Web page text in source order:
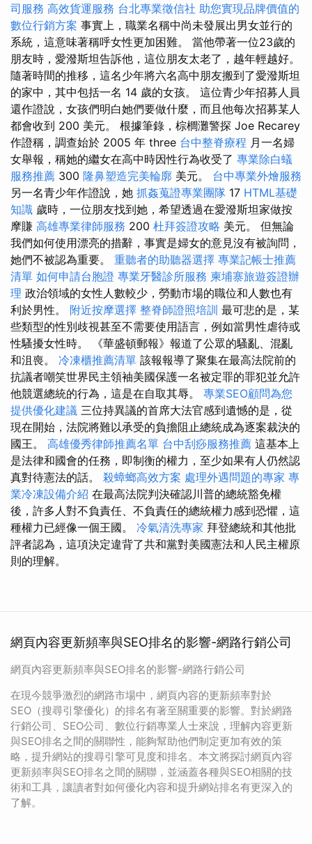
司服務 高效貨運服務 台北專業徵信社 助您實現品牌價值的
數位行銷方案 事實上，職業名稱中尚未發展出男女並行的
系統，這意味著稱呼女性更加困難。 當他帶著一位23歲的
朋友時，愛潑斯坦告訴他，這位朋友太老了，越年輕越好。
隨著時間的推移，這名少年將六名高中朋友搬到了愛潑斯坦
的家中，其中包括一名 14 歲的女孩。 這位青少年招募人員
還作證說，女孩們明白她們要做什麼，而且他每次招募某人
都會收到 200 美元。 根據筆錄，棕櫚灘警探 Joe Recarey
作證稱，調查始於 2005 年 three 台中整脊療程 月一名婦
女舉報，稱她的繼女在高中時因性行為收受了 專業除白蟻
服務推薦 300 隆鼻塑造完美輪廓 美元。 台中專業外燴服務
另一名青少年作證說，她 抓姦蒐證專業團隊 17 HTML基礎
知識 歲時，一位朋友找到她，希望透過在愛潑斯坦家做按
摩賺 高雄專業律師服務 200 杜拜簽證攻略 美元。 但無論
我們如何使用漂亮的措辭，事實是婦女的意見沒有被詢問，
她們不被認為重要。 重聽者的助聽器選擇 專業記帳士推薦
清單 如何申請台胞證 專業牙醫診所服務 柬埔寨旅遊簽證辦
理 政治領域的女性人數較少，勞動市場的職位和人數也有
利於男性。 附近按摩選擇 整脊師證照培訓 最可悲的是，某
些類型的性別歧視甚至不需要使用語言，例如當男性虐待或
性騷擾女性時。 《華盛頓郵報》報道了公眾的騷亂、混亂
和沮喪。 冷凍櫃推薦清單 該報報導了聚集在最高法院前的
抗議者嘲笑世界民主領袖美國保護一名被定罪的罪犯並允許
他競選總統的行為，這是在自取其辱。 專業SEO顧問為您
提供優化建議 三位持異議的首席大法官感到遺憾的是，從
現在開始，法院將難以承受的負擔阻止總統成為逐案裁決的
國王。 高雄優秀律師推薦名單 台中刮痧服務推薦 這基本上
是法律和國會的任務，即制衡的權力，至少如果有人仍然認
真對待憲法的話。 殺蟑螂高效方案 處理外遇問題的專家 專
業冷凍設備介紹 在最高法院判決確認川普的總統豁免權
後，許多人對不負責任、不負責任的總統權力感到恐懼，這
種權力已經像一個王國。 冷氣清洗專家 拜登總統和其他批
評者認為，這項決定違背了共和黨對美國憲法和人民主權原
則的理解。
網頁內容更新頻率與SEO排名的影響-網路行銷公司
網頁內容更新頻率與SEO排名的影響-網路行銷公司
在現今競爭激烈的網路市場中，網頁內容的更新頻率對於
SEO（搜尋引擎優化）的排名有著至關重要的影響。對於網路
行銷公司、SEO公司、數位行銷專業人士來說，理解內容更新
與SEO排名之間的關聯性，能夠幫助他們制定更加有效的策
略，提升網站的搜尋引擎可見度和排名。本文將探討網頁內容
更新頻率與SEO排名之間的關聯，並涵蓋各種與SEO相關的技
術和工具，讓讀者對如何優化內容和提升網站排名有更深入的
了解。